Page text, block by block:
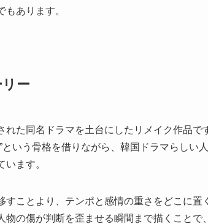
もあります。
ー
れた同名ドラマを土台にしたリメイク作品
という骨格を借りながら、韓国ドラマらしい
ます。
すことより、テンポと感情の重さをどこに
物の傷が判断を歪ませる瞬間まで描くこと